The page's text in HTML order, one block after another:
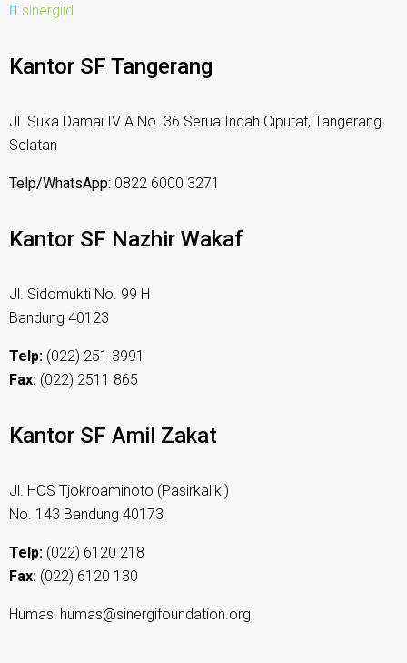
sinergiid
Kantor SF Tangerang
Jl. Suka Damai IV A No. 36 Serua Indah Ciputat, Tangerang
Selatan
Telp/WhatsApp: 0822 6000 3271
Kantor SF Nazhir Wakaf
Jl. Sidomukti No. 99 H
Bandung 40123
Telp: (022) 251 3991
Fax: (022) 2511 865
Kantor SF Amil Zakat
Jl. HOS Tjokroaminoto (Pasirkaliki)
No. 143 Bandung 40173
Telp: (022) 6120 218
Fax: (022) 6120 130
Humas: humas@sinergifoundation.org